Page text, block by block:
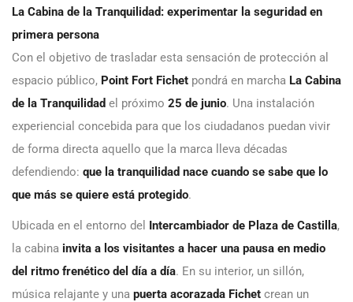
La Cabina de la Tranquilidad: experimentar la seguridad en
primera persona
Con el objetivo de trasladar esta sensación de protección al
espacio público, Point Fort Fichet pondrá en marcha La Cabina
de la Tranquilidad el próximo 25 de junio. Una instalación
experiencial concebida para que los ciudadanos puedan vivir
de forma directa aquello que la marca lleva décadas
defendiendo: que la tranquilidad nace cuando se sabe que lo
que más se quiere está protegido.
Ubicada en el entorno del Intercambiador de Plaza de Castilla,
la cabina invita a los visitantes a hacer una pausa en medio
del ritmo frenético del día a día. En su interior, un sillón,
música relajante y una puerta acorazada Fichet crean un